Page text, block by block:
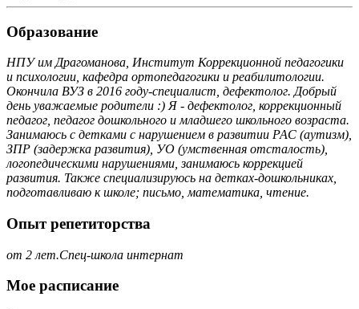
Образование
НПУ им Драгоманова, Институт Коррекционной педагогики
и психологии, кафедра ортопедагогики и реабилитологии.
Окончила ВУЗ в 2016 году-специалист, дефектолог. Добрый
день уважаемые родители :) Я - дефектолог, коррекционный
педагог, педагог дошкольного и младшего школьного возраста.
Занимаюсь с детками с нарушением в развитии РАС (аутизм),
ЗПР (задержка развития), УО (умственная отсталость),
логопедическими нарушениями, занимаюсь коррекцией
развития. Также специализируюсь на детках-дошкольниках,
подготавливаю к школе; письмо, математика, чтение.
Опыт репетиторства
от 2 лет.Спец-школа интернат
Мое расписание